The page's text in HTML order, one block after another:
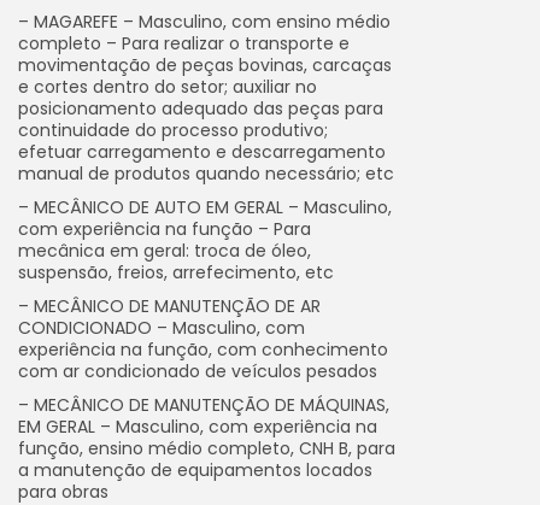
– MAGAREFE – Masculino, com ensino médio
completo – Para realizar o transporte e
movimentação de peças bovinas, carcaças
e cortes dentro do setor; auxiliar no
posicionamento adequado das peças para
continuidade do processo produtivo;
efetuar carregamento e descarregamento
manual de produtos quando necessário; etc
– MECÂNICO DE AUTO EM GERAL – Masculino,
com experiência na função – Para
mecânica em geral: troca de óleo,
suspensão, freios, arrefecimento, etc
– MECÂNICO DE MANUTENÇÃO DE AR
CONDICIONADO – Masculino, com
experiência na função, com conhecimento
com ar condicionado de veículos pesados
– MECÂNICO DE MANUTENÇÃO DE MÁQUINAS,
EM GERAL – Masculino, com experiência na
função, ensino médio completo, CNH B, para
a manutenção de equipamentos locados
para obras